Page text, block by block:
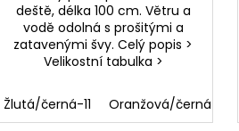
deště, délka 100 cm. Větru a
vodě odolná s prošitými a
zatavenými švy. Celý popis >
Velikostní tabulka >
Žlutá/černá-11 Oranžová/černá-1799